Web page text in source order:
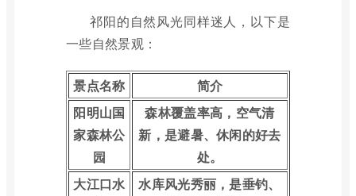
祁阳的自然风光同样迷人，以下是
一些自然景观：
景点名称
简介
阳明山国
家森林公
园
森林覆盖率高，空气清
新，是避暑、休闲的好去
处。
大江口水
水库风光秀丽，是垂钓、